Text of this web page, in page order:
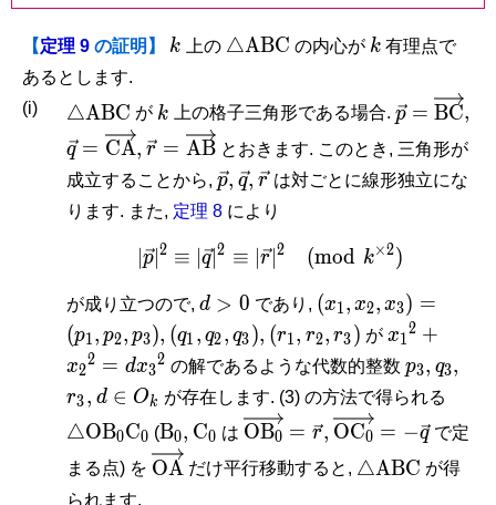
【定理 9 の証明】 k
k 上の \triangle\mathrm{ABC}
△ABC の内心が k
k 有理点で
あるとします.
(i)
\triangle\mathrm{ABC}
△ABC が k
k 上の格子三角形である場合. \vec p =
p = BC,
\vec q =
\overrightarrow{\mathrm{CA}},
q = CA, \vec r =
\overrightarrow{\mathrm{AB}}
r = ABとおきます. このとき, 三角形が
成立することから, \vec
p,
p, \vec
q,
q, \vec
r
rは対ごとに線形独立にな
ります. また, 定理 8 により
|\vec p|^2 \equiv |\vec
p∣ 2 ≡ ∣q∣2 ≡ ∣r∣2 (mod k×2)
が成り立つので, d
>
0
d > 0 であり, (x_1,x_2,x_3)
=
(p_1,p_2,p_3),
(x1, x2, x3) =
(p1, p2, p3), (q_1,q_2,q_3),
(q1 , q2, q3), (r_1,r_2,r_3)
(r1, r2, r3) が
=
x1
2 +
x2
2 = dx3
2 の解であるような代数的整数 p_3,
p3, q_3,
q3,
r3, d
\in
O_k
d ∈ Ok が存在します. (3) の方法で得られる
C_0
△OB0C0 (\mathrm
B_0,
B0, \mathrm
C0 は OB0 = r, OC0 = −qで定
まる点) を \overrightarrow{\mathrm{OA}}
OA だけ平行移動すると, △ABC が得
られます.